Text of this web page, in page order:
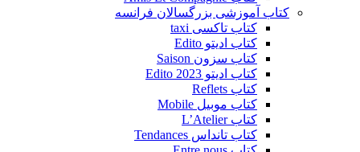
کتاب آموزشی بزرگسالان فرانسه
کتاب تاکسی taxi
کتاب ادیتو Edito
کتاب سزون Saison
کتاب ادیتو Edito 2023
کتاب Reflets
کتاب موبیل Mobile
کتاب L’Atelier
کتاب تانداس Tendances